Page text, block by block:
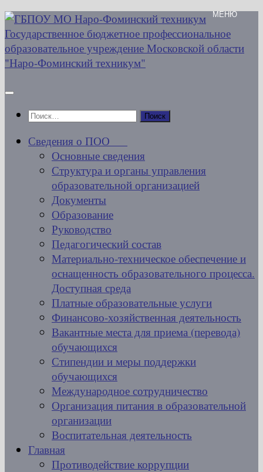
Перейти
к
содержимому
Найти:
Сведения о ПОО
Основные сведения
Структура и органы управления
образовательной организацией
Документы
Образование
Руководство
Педагогический состав
Материально-техническое обеспечение и
оснащенность образовательного процесса.
Доступная среда
Платные образовательные услуги
Финансово-хозяйственная деятельность
Вакантные места для приема (перевода)
обучающихся
Стипендии и меры поддержки
обучающихся
Международное сотрудничество
Организация питания в образовательной
организации
Воспитательная деятельность
Главная
Противодействие коррупции